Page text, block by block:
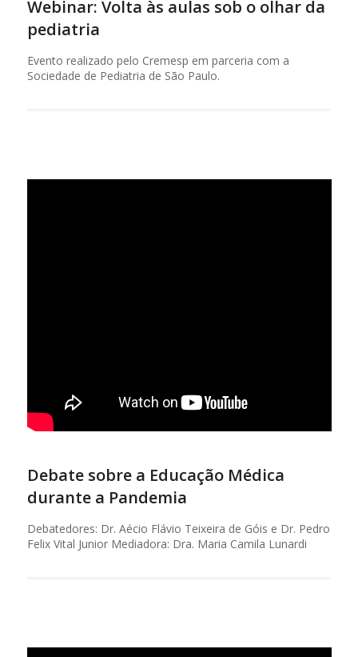
Webinar: Volta às aulas sob o olhar da
pediatria
Evento realizado pelo Cremesp em parceria com a
Sociedade de Pediatria de São Paulo.
Debate sobre a Educação Médica
durante a Pandemia
Debatedores: Dr. Aécio Flávio Teixeira de Góis e Dr. Pedro
Felix Vital Junior Mediadora: Dra. Maria Camila Lunardi